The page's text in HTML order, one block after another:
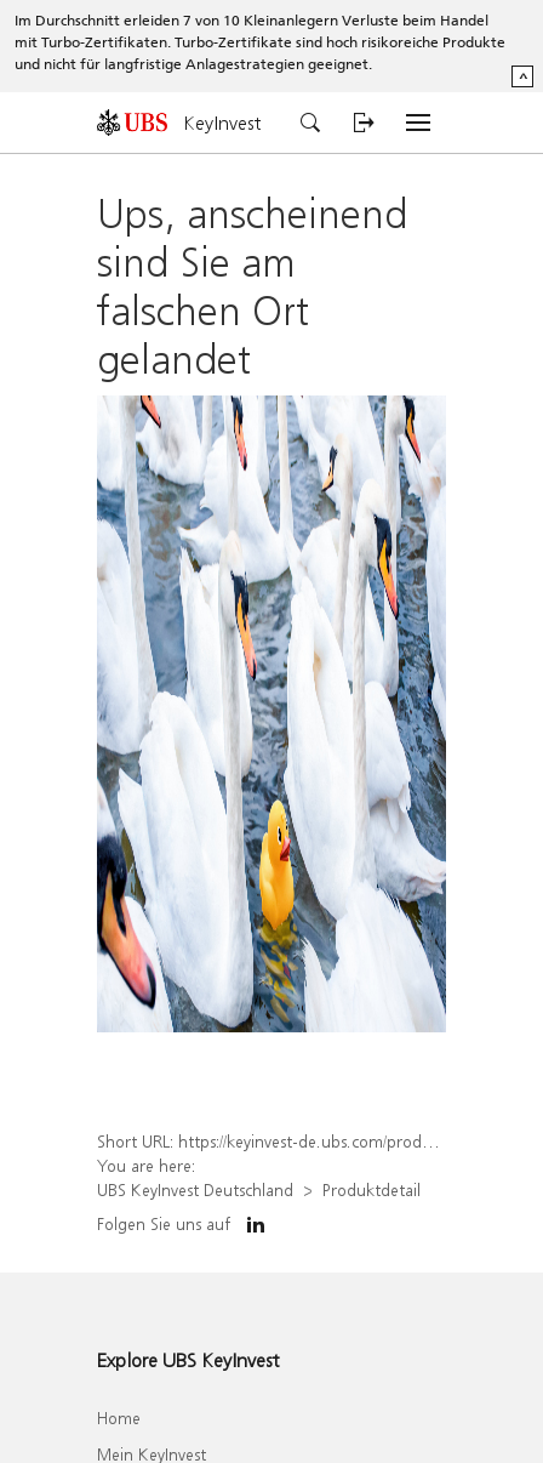
Im Durchschnitt erleiden 7 von 10 Kleinanlegern Verluste beim Handel
mit Turbo-Zertifikaten. Turbo-Zertifikate sind hoch risikoreiche Produkte
und nicht für langfristige Anlagestrategien geeignet.
^
KeyInvest
Ups, anscheinend
sind Sie am
falschen Ort
gelandet
Short URL: https://keyinvest-de.ubs.com/produkt/detail/index/isin/DE000WA6KES1
You are here:
UBS KeyInvest Deutschland
Produktdetail
Folgen Sie uns auf
Explore UBS KeyInvest
Home
Mein KeyInvest